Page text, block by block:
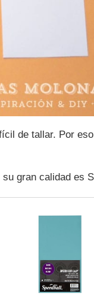
de tallar. Por eso
gran calidad es